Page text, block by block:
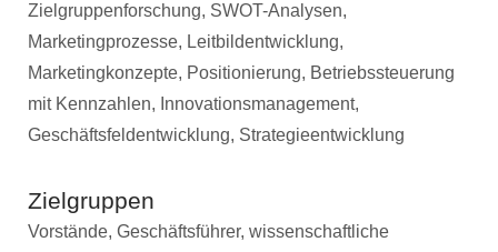
Zielgruppenforschung, SWOT-Analysen,
Marketingprozesse, Leitbildentwicklung,
Marketingkonzepte, Positionierung, Betriebssteuerung
mit Kennzahlen, Innovationsmanagement,
Geschäftsfeldentwicklung, Strategieentwicklung
Zielgruppen
Vorstände, Geschäftsführer, wissenschaftliche